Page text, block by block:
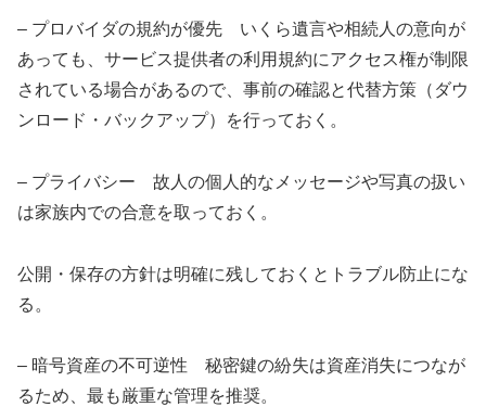
– プロバイダの規約が優先 いくら遺言や相続人の意向が
あっても、サービス提供者の利用規約にアクセス権が制限
されている場合があるので、事前の確認と代替方策（ダウ
ンロード・バックアップ）を行っておく。
– プライバシー 故人の個人的なメッセージや写真の扱い
は家族内での合意を取っておく。
公開・保存の方針は明確に残しておくとトラブル防止にな
る。
– 暗号資産の不可逆性 秘密鍵の紛失は資産消失につなが
るため、最も厳重な管理を推奨。